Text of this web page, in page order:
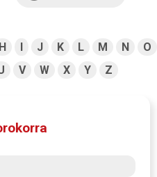
H I J K L M N
O
V W X Y Z